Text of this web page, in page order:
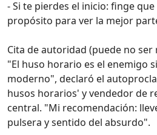
- Si te pierdes el inicio: finge
propósito para ver la mejor
Cita de autoridad (puede no ser
"El huso horario es el enemigo
moderno", declaró el
husos horarios' y vendedor de
central. "Mi recomendación:
pulsera y sentido del absurdo".